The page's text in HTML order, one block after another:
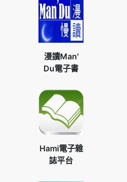
漫讀Man'
Du電子書
Hami電子雜
誌平台